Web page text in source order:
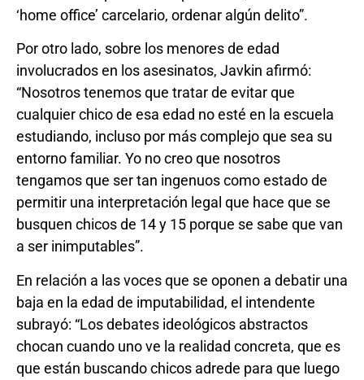
‘home office’ carcelario, ordenar algún delito”.
Por otro lado, sobre los menores de edad
involucrados en los asesinatos, Javkin afirmó:
“Nosotros tenemos que tratar de evitar que
cualquier chico de esa edad no esté en la escuela
estudiando, incluso por más complejo que sea su
entorno familiar. Yo no creo que nosotros
tengamos que ser tan ingenuos como estado de
permitir una interpretación legal que hace que se
busquen chicos de 14 y 15 porque se sabe que van
a ser inimputables”.
En relación a las voces que se oponen a debatir una
baja en la edad de imputabilidad, el intendente
subrayó: “Los debates ideológicos abstractos
chocan cuando uno ve la realidad concreta, que es
que están buscando chicos adrede para que luego